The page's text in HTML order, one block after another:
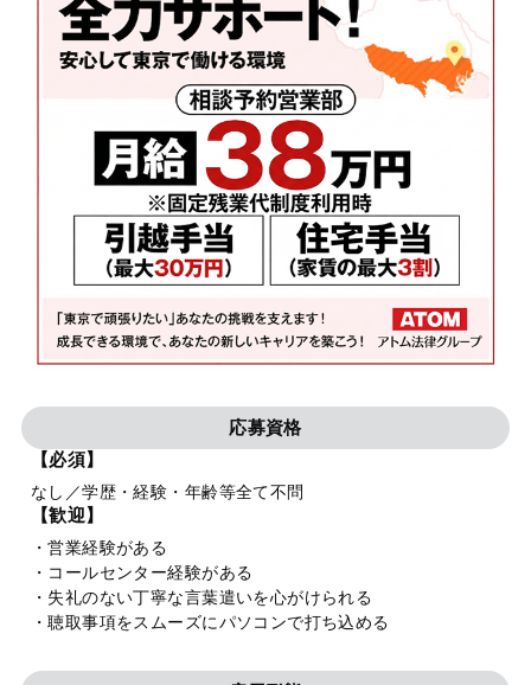
応募資格
【必須】
なし／学歴・経験・年齢等全て不問
【歓迎】
・営業経験がある
・コールセンター経験がある
・失礼のない丁寧な言葉遣いを心がけられる
・聴取事項をスムーズにパソコンで打ち込める